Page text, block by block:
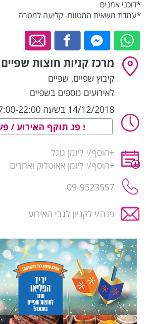
*דוכני אמנים
*עמדת משאית המטווח- קליעה למטרה
מרכז קניות חוצות שפיים
קיבוץ שפיים, שפיים
לאירועים נוספים בשפיים
14/12/2018 בשעה 17:00-22:00
פג תוקף האירוע /
+הוסף/י ליומן גוגל
+הוסף/י ליומן אאוטלוק ואחרים
09-9523557
פנה/י לקניון לגבי האירוע